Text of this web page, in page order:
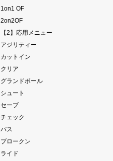
1on1 OF
2on2OF
【2】応用メニュー
アジリティー
カットイン
クリア
グランドボール
シュート
セーブ
チェック
パス
ブロークン
ライド